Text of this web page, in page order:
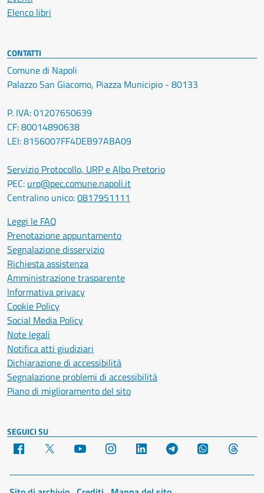
Elenco libri
CONTATTI
Comune di Napoli
Palazzo San Giacomo, Piazza Municipio - 80133
P. IVA: 01207650639
CF: 80014890638
LEI: 8156007FF4DEB97ABA09
Servizio Protocollo, URP e Albo Pretorio
PEC: urp@pec.comune.napoli.it
Centralino unico:0817951111
Leggi le FAQ
Prenotazione appuntamento
Segnalazione disservizio
Richiesta assistenza
Amministrazione trasparente
Informativa privacy
Cookie Policy
Social Media Policy
Note legali
Notifica atti giudiziari
Dichiarazione di accessibilità
Segnalazione problemi di accessibilità
Piano di miglioramento del sito
SEGUICI SU
Facebook YouTube Instagram LinkedIn Telegram WhatsApp